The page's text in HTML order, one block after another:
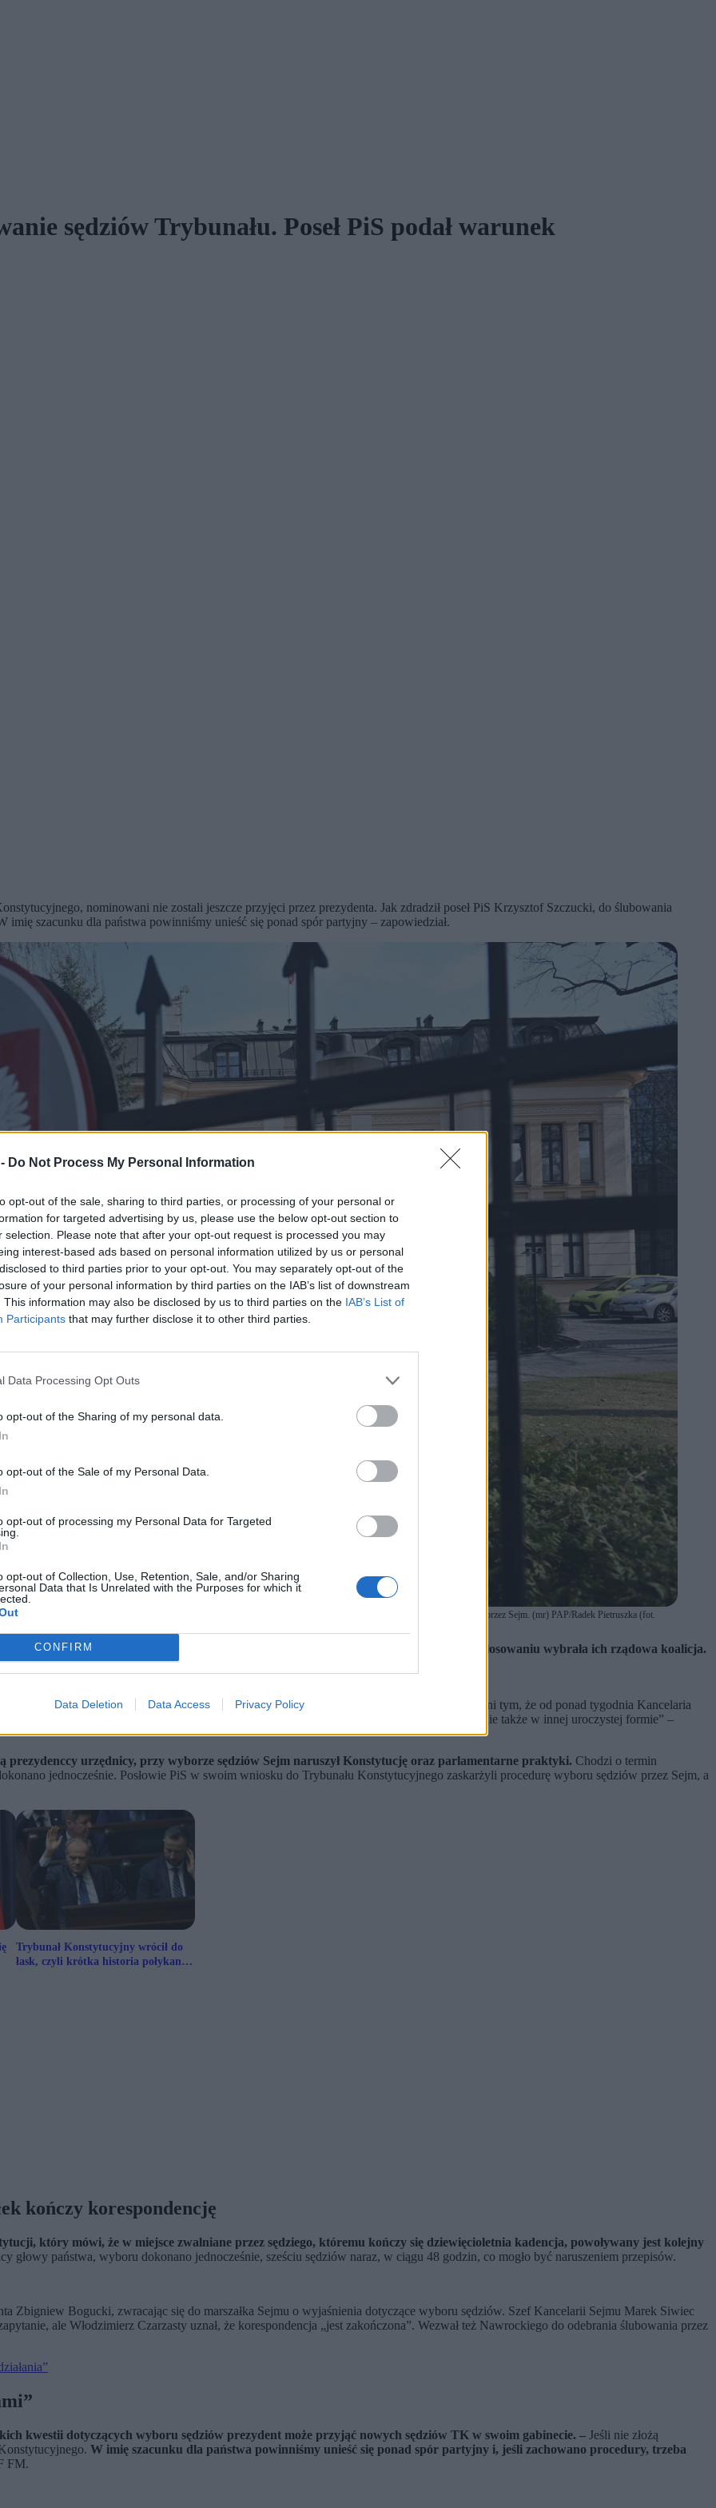
Do Not Process My Personal Information
opt-out of the sale, sharing to third parties, or processing of your personal or
for targeted advertising by us, please use the below opt-out section to
selection. Please note that after your opt-out request is processed you may
interest-based ads based on personal information utilized by us or personal
to third parties prior to your opt-out. You may separately opt-out of the
of your personal information by third parties on the IAB’s list of downstream
This information may also be disclosed by us to third parties on the IAB’s List of
Participants that may further disclose it to other third parties.
Data Processing Opt Outs
opt-out of the Sharing of my personal data.
opt-out of the Sale of my Personal Data.
opt-out of processing my Personal Data for Targeted
opt-out of Collection, Use, Retention, Sale, and/or Sharing
Data that Is Unrelated with the Purposes for which it
CONFIRM
Data Deletion Data Access Privacy Policy
sędziów Trybunału. Poseł PiS podał warunek
nominowani nie zostali jeszcze przyjęci przez prezydenta. Jak zdradził poseł PiS Krzysztof Szczucki, do ślubowania
szacunku dla państwa powinniśmy unieść się ponad spór partyjny – zapowiedział.
Konstytucyjny ma zająć się wnioskiem posłów PiS ws. przepisów odnoszących się do procedury wyboru sędziów TK przez Sejm. (mr) PAP/Radek Pietruszka (fot.
których kandydatury zostały zaproponowane przez prezydium Sejmu, a w głosowaniu wybrała ich rządowa koalicja.
złożyć ślubowanie przed prezydentem. Karol Nawrocki do tej pory go nie odebrał.
– zapowiedział w RMF Krzysztof Szczucki, poseł PiS.
już w swojej sprawie pismo do prezydenta Nawrockiego . Jak poinformowali, są zaniepokojeni tym, że od ponad tygodnia Kancelaria
kalendarz pana prezydenta nie pozwala na spotkanie z nami, jesteśmy gotowi złożyć ślubowanie także w innej uroczystej formie” –
urzędnicy, przy wyborze sędziów Sejm naruszył Konstytucję oraz parlamentarne praktyki. Chodzi o termin
jednocześnie. Posłowie PiS w swoim wniosku do Trybunału Konstytucyjnego zaskarżyli procedurę wyboru sędziów przez Sejm, a
Trybunał Konstytucyjny wrócił do
łask, czyli krótka historia połykania
kończy korespondencję
który mówi, że w miejsce zwalniane przez sędziego, któremu kończy się dziewięcioletnia kadencja, powoływany jest kolejny
głowy państwa, wyboru dokonano jednocześnie, sześciu sędziów naraz, w ciągu 48 godzin, co mogło być naruszeniem przepisów.
Zbigniew Bogucki, zwracając się do marszałka Sejmu o wyjaśnienia dotyczące wyboru sędziów. Szef Kancelarii Sejmu Marek Siwiec
ale Włodzimierz Czarzasty uznał, że korespondencja „jest zakończona”. Wezwał też Nawrockiego do odebrania ślubowania przez
kwestii dotyczących wyboru sędziów prezydent może przyjąć nowych sędziów TK w swoim gabinecie. – Jeśli nie złożą
W imię szacunku dla państwa powinniśmy unieść się ponad spór partyjny i, jeśli zachowano procedury, trzeba
FM.